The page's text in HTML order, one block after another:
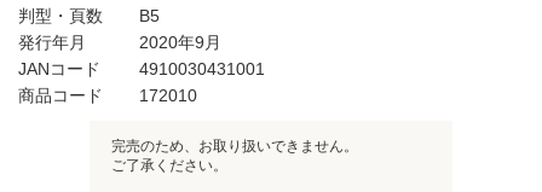
判型・頁数
B5
発行年月
2020年9月
JANコード
4910030431001
商品コード
172010
完売のため、お取り扱いできません。
ご了承ください。